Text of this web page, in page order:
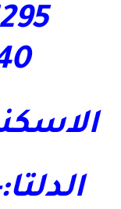
الدلتا:-